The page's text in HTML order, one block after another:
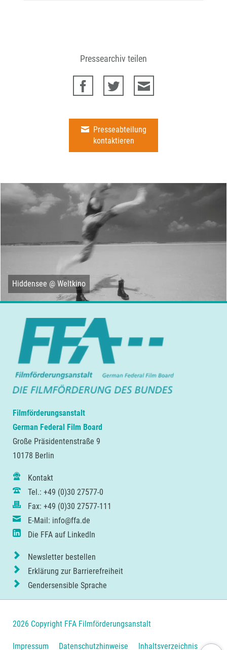
Pressearchiv teilen
Presseabteilung
kontaktieren
Hiddensee @ Weltkino
Filmförderungsanstalt
German Federal Film Board
Große Präsidentenstraße 9
10178 Berlin
Kontakt
Tel.: +49 (0)30 27577-0
Fax: +49 (0)30 27577-111
E-Mail: info@ffa.de
Die FFA auf LinkedIn
Newsletter bestellen
Erklärung zur Barrierefreiheit
Gendersensible Sprache
2026 Copyright FFA Filmförderungsanstalt
Navigation
Impressum Datenschutzhinweise Inhaltsverzeichnis